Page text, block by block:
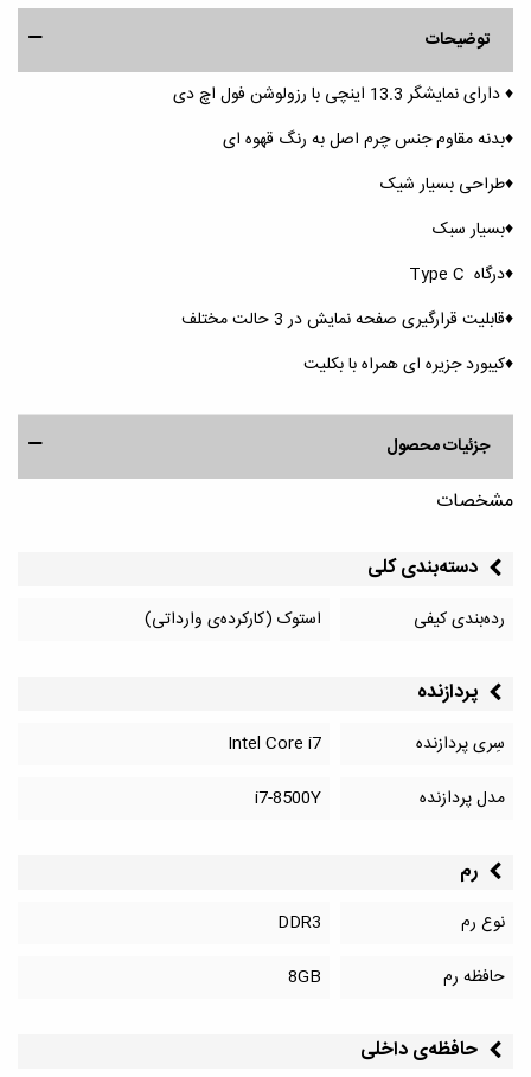
توضیحات
♦️ دارای نمایشگر 13.3 اینچی با رزولوشن فول اچ دی
♦️بدنه مقاوم جنس چرم اصل به رنگ قهوه ای
♦️طراحی بسیار شیک
♦️بسیار سبک
♦️درگاه Type C
♦️قابلیت قرارگیری صفحه نمایش در 3 حالت مختلف
♦️کیبورد جزیره ای همراه با بکلیت
جزئیات محصول
مشخصات
دسته‌بندی کلی
رده‌بندی کیفی استوک (کارکرده‌ی وارداتی)
پردازنده
سِری پردازنده
Intel Core i7
مدل پردازنده
i7-8500Y
رم
نوع رم
DDR3
حافظه رم
8GB
حافظه‌‌ی داخلی